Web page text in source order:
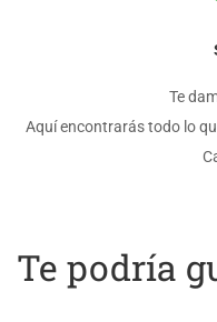
Te
Aquí encontrarás todo lo
Te podría